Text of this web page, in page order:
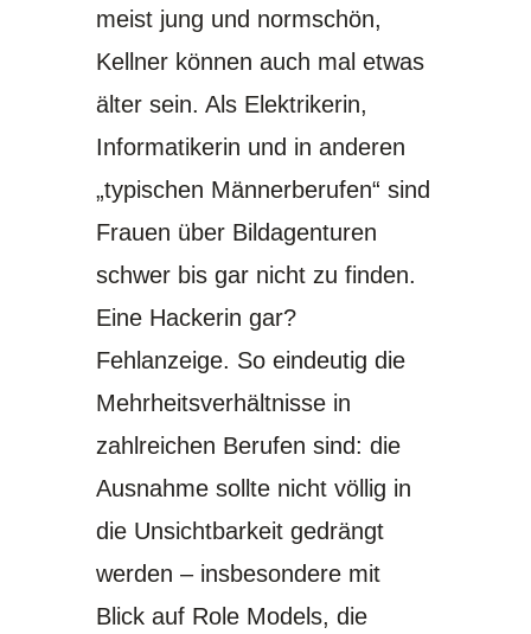
meist jung und normschön,
Kellner können auch mal etwas
älter sein. Als Elektrikerin,
Informatikerin und in anderen
„typischen Männerberufen“ sind
Frauen über Bildagenturen
schwer bis gar nicht zu finden.
Eine Hackerin gar?
Fehlanzeige. So eindeutig die
Mehrheitsverhältnisse in
zahlreichen Berufen sind: die
Ausnahme sollte nicht völlig in
die Unsichtbarkeit gedrängt
werden – insbesondere mit
Blick auf Role Models, die